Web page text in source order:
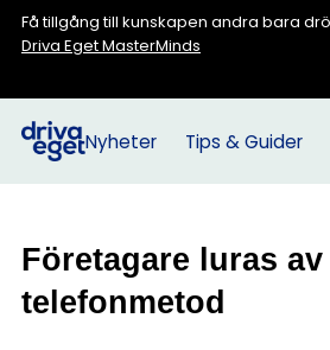
Få tillgång till kunskapen andra bara
Driva Eget MasterMinds
Nyheter Tips & Guider
Företagare luras
telefonmetod